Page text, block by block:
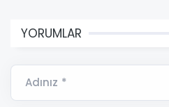
YORUMLAR
Adınız *